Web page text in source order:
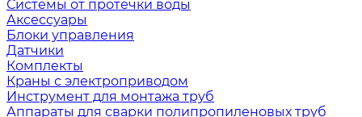
Системы от протечки воды
Аксессуары
Блоки управления
Датчики
Комплекты
Краны с электроприводом
Инструмент для монтажа труб
Аппараты для сварки полипропиленовых труб